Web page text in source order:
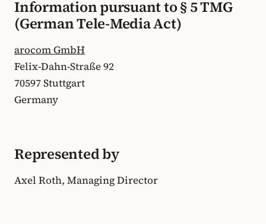
Information pursuant to § 5 TMG
(German Tele-Media Act)
arocom GmbH
Felix-Dahn-Straße 92
70597 Stuttgart
Germany
Represented by
Axel Roth, Managing Director